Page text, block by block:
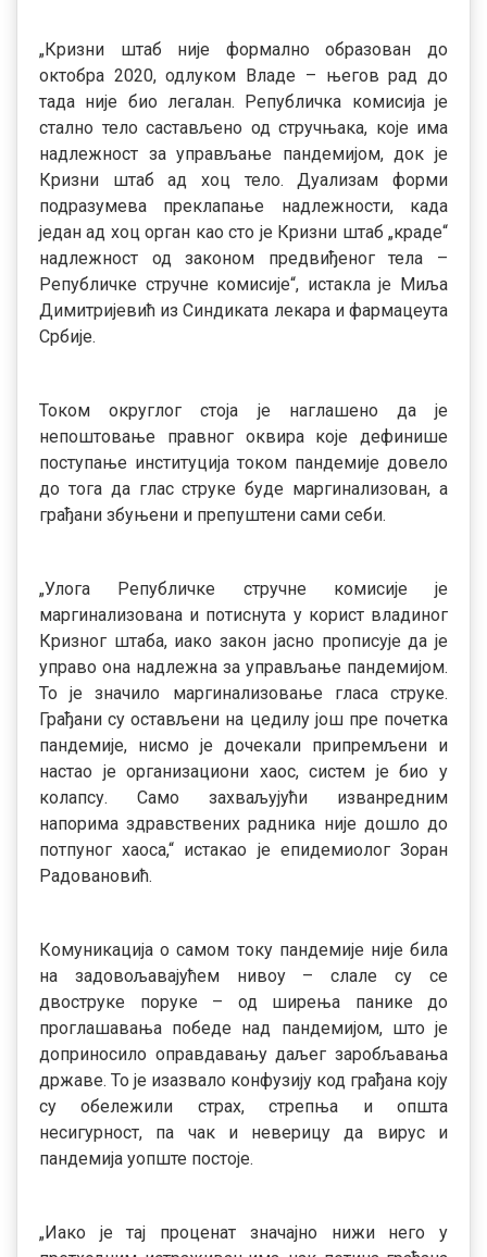
„Кризни штаб није формално образован до
октобра 2020, одлуком Владе – његов рад до
тада није био легалан. Републичка комисија је
стално тело састављено од стручњака, које има
надлежност за управљање пандемијом, док је
Кризни штаб ад хоц тело. Дуализам форми
подразумева преклапање надлежности, када
један ад хоц орган као сто је Кризни штаб „краде“
надлежност од законом предвиђеног тела –
Републичке стручне комисије“, истакла је Миља
Димитријевић из Синдиката лекара и фармацеута
Србије.
Током округлог стоја је наглашено да је
непоштовање правног оквира које дефинише
поступање институција током пандемије довело
до тога да глас струке буде маргинализован, а
грађани збуњени и препуштени сами себи.
„Улога Републичке стручне комисије је
маргинализована и потиснута у корист владиног
Кризног штаба, иако закон јасно прописује да је
управо она надлежна за управљање пандемијом.
То је значило маргинализовање гласа струке.
Грађани су остављени на цедилу још пре почетка
пандемије, нисмо је дочекали припремљени и
настао је организациони хаос, систем је био у
колапсу. Само захваљујући изванредним
напорима здравствених радника није дошло до
потпуног хаоса,“ истакао је епидемиолог Зоран
Радовановић.
Комуникација о самом току пандемије није била
на задовољавајућем нивоу – слале су се
двоструке поруке – од ширења панике до
проглашавања победе над пандемијом, што је
доприносило оправдавању даљег заробљавања
државе. То је изазвало конфузију код грађана коју
су обележили страх, стрепња и општа
несигурност, па чак и неверицу да вирус и
пандемија уопште постоје.
„Иако је тај проценат значајно нижи него у